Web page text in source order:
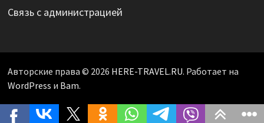
Связь с администрацией
Авторские права © 2026 HERE-TRAVEL.RU. Работает на
WordPress и Bam.